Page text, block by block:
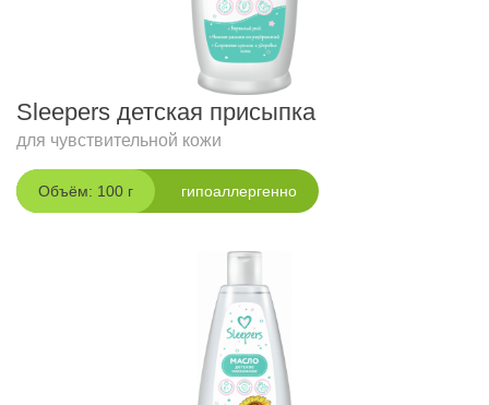
Sleepers детская присыпка
для чувствительной кожи
Объём: 100 г гипоаллергенно